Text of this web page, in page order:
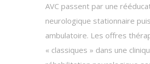
AVC passent par une
neurologique stationnaire puis
ambulatoire. Les offres
« classiques » dans une